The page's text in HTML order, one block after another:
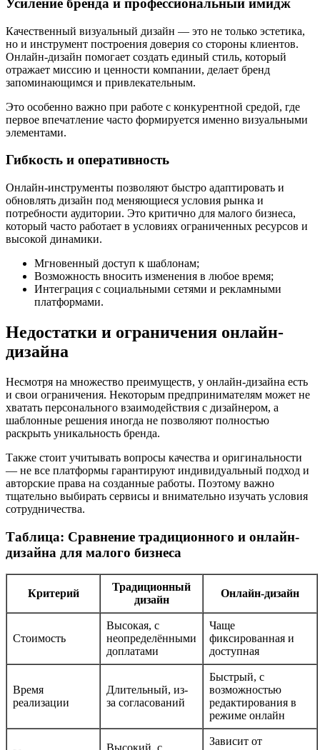
Усиление бренда и профессиональный имидж
Качественный визуальный дизайн — это не только эстетика,
но и инструмент построения доверия со стороны клиентов.
Онлайн-дизайн помогает создать единый стиль, который
отражает миссию и ценности компании, делает бренд
запоминающимся и привлекательным.
Это особенно важно при работе с конкурентной средой, где
первое впечатление часто формируется именно визуальными
элементами.
Гибкость и оперативность
Онлайн-инструменты позволяют быстро адаптировать и
обновлять дизайн под меняющиеся условия рынка и
потребности аудитории. Это критично для малого бизнеса,
который часто работает в условиях ограниченных ресурсов и
высокой динамики.
Мгновенный доступ к шаблонам;
Возможность вносить изменения в любое время;
Интеграция с социальными сетями и рекламными
платформами.
Недостатки и ограничения онлайн-
дизайна
Несмотря на множество преимуществ, у онлайн-дизайна есть
и свои ограничения. Некоторым предпринимателям может не
хватать персонального взаимодействия с дизайнером, а
шаблонные решения иногда не позволяют полностью
раскрыть уникальность бренда.
Также стоит учитывать вопросы качества и оригинальности
— не все платформы гарантируют индивидуальный подход и
авторские права на созданные работы. Поэтому важно
тщательно выбирать сервисы и внимательно изучать условия
сотрудничества.
Таблица: Сравнение традиционного и онлайн-
дизайна для малого бизнеса
Критерий
Традиционный
дизайн
Онлайн-дизайн
Стоимость
Высокая, с
неопределёнными
доплатами
Чаще
фиксированная и
доступная
Время
реализации
Длительный, из-
за согласований
Быстрый, с
возможностью
редактирования в
режиме онлайн
Зависит от